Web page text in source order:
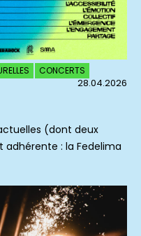
CONCERTS
28.04.2026
(dont deux
adhérente : la Fedelima